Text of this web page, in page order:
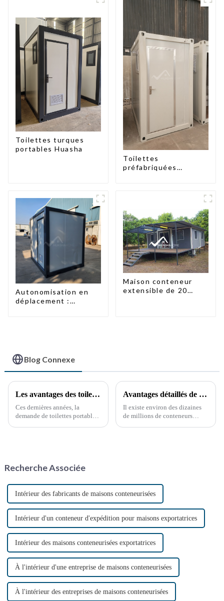
Toilettes turques
portables Huasha
Toilettes
préfabriquées
Autonomisation en
déplacement :
Maison conteneur
extensible de 20
Blog Connexe
Les avantages des toilettes portables : une nécessité croissante
Ces dernières années, la
demande de toilettes portables
solutions sanitaires pratiques…
Avantages détaillés de la modification des conteneurs
Il existe environ des dizaines
de millions de conteneurs
Recherche Associée
Intérieur des fabricants de maisons conteneurisées
Intérieur d'un conteneur d'expédition pour maisons exportatrices
Intérieur des maisons conteneurisées exportatrices
À l'intérieur d'une entreprise de maisons conteneurisées
À l'intérieur des entreprises de maisons conteneurisées